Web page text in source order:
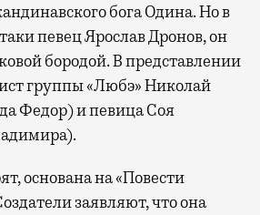
бога Одина. Но в
певец Ярослав Дронов, он
бородой. В представлении
группы «Любэ» Николай
Федор) и певица Соя
основана на «Повести
заявляют, что она